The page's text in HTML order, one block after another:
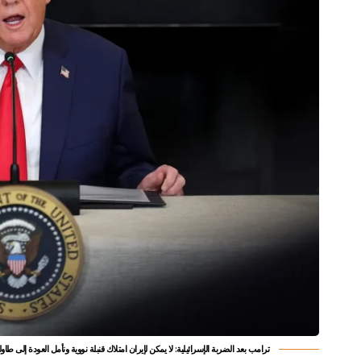
ترامب بعد الضربة الإسرائيلية: لا يمكن لإيران امتلاك قنبلة نووية ونأمل العودة إلى